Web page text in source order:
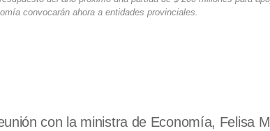
convocarán ahora a entidades provinciales.
con la ministra de Economía, Felisa